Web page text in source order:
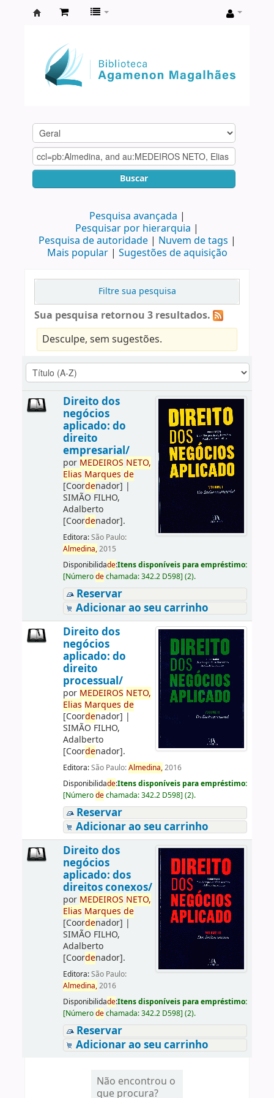
Agamenon
Magalhães
Buscar
Pesquisa avançada
Pesquisar por hierarquia
Pesquisa de autoridade
Nuvem de tags
Mais popular
Sugestões de aquisição
Filtre sua pesquisa
Sua pesquisa retornou 3 resultados.
Desculpe, sem sugestões.
Direito dos
negócios
aplicado: do
direito
empresarial/
por MEDEIROS NETO,
Elias Marques de
[Coordenador] |
SIMÃO FILHO,
Adalberto
[Coordenador].
Editora:São Paulo:
Almedina,2015
Disponibilidade:Itens disponíveis para empréstimo:
[Númerodechamada:342.2 D598] (2).
Reservar
Adicionar ao seu carrinho
Direito dos
negócios
aplicado: do
direito
processual/
por MEDEIROS NETO,
Elias Marques de
[Coordenador] |
SIMÃO FILHO,
Adalberto
[Coordenador].
Editora:São Paulo:Almedina,2016
Disponibilidade:Itens disponíveis para empréstimo:
[Númerodechamada:342.2 D598] (2).
Reservar
Adicionar ao seu carrinho
Direito dos
negócios
aplicado: dos
direitos conexos/
por MEDEIROS NETO,
Elias Marques de
[Coordenador] |
SIMÃO FILHO,
Adalberto
[Coordenador].
Editora:São Paulo:
Almedina,2016
Disponibilidade:Itens disponíveis para empréstimo:
[Númerodechamada:342.2 D598] (2).
Reservar
Adicionar ao seu carrinho
Não encontrou o
que procura?